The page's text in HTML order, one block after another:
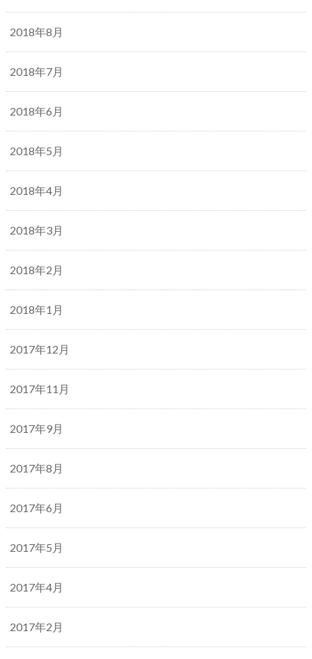
2018年8月
2018年7月
2018年6月
2018年5月
2018年4月
2018年3月
2018年2月
2018年1月
2017年12月
2017年11月
2017年9月
2017年8月
2017年6月
2017年5月
2017年4月
2017年2月